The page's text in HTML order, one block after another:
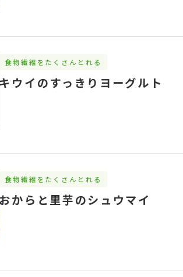
食物繊維をたくさんとれる
キウイのすっきりヨーグルト
食物繊維をたくさんとれる
おからと里芋のシュウマイ